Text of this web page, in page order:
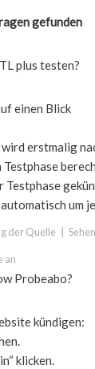
gefunden
plus testen?
einen Blick
erstmalig
Testphase
um
der Quelle
an
Probeabo?
kündigen:
klicken.